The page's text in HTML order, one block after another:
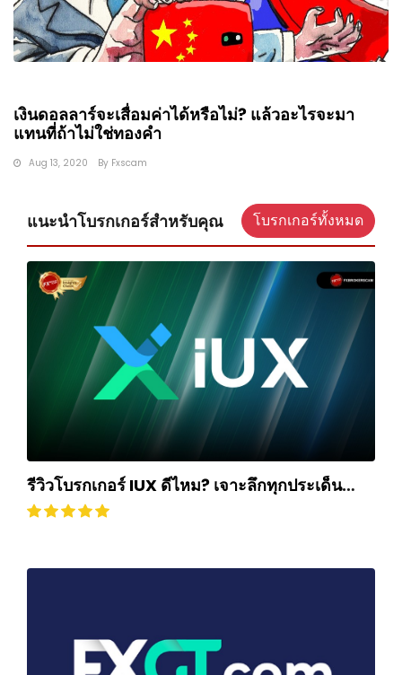
เงินดอลลาร์จะเสื่อมค่าได้หรือไม่? แล้วอะไรจะมา
แทนที่ถ้าไม่ใช่ทองคำ
Aug 13, 2020 By Fxscam
แนะนำโบรกเกอร์สำหรับคุณ โบรกเกอร์ทั้งหมด
รีวิวโบรกเกอร์ IUX ดีไหม? เจาะลึกทุกประเด็น
ฉบับปี 2025